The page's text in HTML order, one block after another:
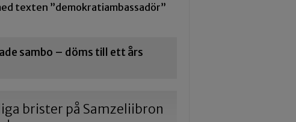
texten ”demokratiambassadör”
sambo – döms till ett års
brister på Samzeliibron